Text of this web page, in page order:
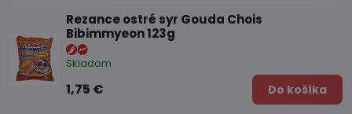
Rezance ostré syr Gouda Chois
Bibimmyeon 123g
Skladom
1,75 € Do košíka